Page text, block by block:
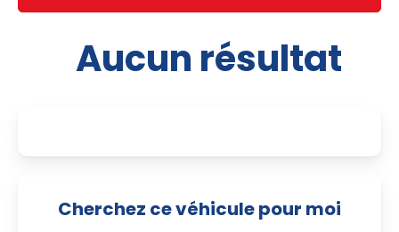
Aucun résultat
Cherchez ce véhicule pour moi